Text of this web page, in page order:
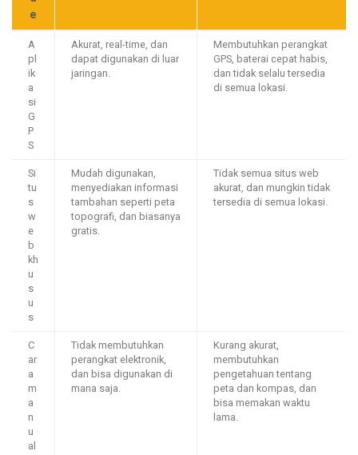
e
A
pl
ik
a
si
G
P
S
Akurat, real-time, dan
dapat digunakan di luar
jaringan.
Membutuhkan perangkat
GPS, baterai cepat habis,
dan tidak selalu tersedia
di semua lokasi.
Si
tu
s
w
e
b
kh
u
s
u
s
Mudah digunakan,
menyediakan informasi
tambahan seperti peta
topografi, dan biasanya
gratis.
Tidak semua situs web
akurat, dan mungkin tidak
tersedia di semua lokasi.
C
ar
a
m
a
n
u
al
Tidak membutuhkan
perangkat elektronik,
dan bisa digunakan di
mana saja.
Kurang akurat,
membutuhkan
pengetahuan tentang
peta dan kompas, dan
bisa memakan waktu
lama.